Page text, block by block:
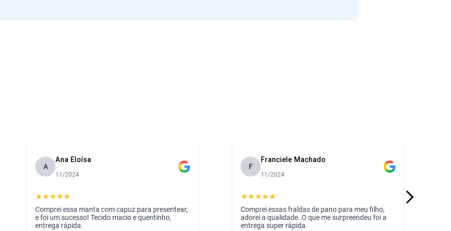
A
Ana Eloísa
11/2024
★★★★★
Comprei essa manta com capuz para presentear,
e foi um sucesso! Tecido macio e quentinho,
entrega rápida.
F
Franciele Machado
11/2024
★★★★★
Comprei essas fraldas de pano para meu filho,
adorei a qualidade. O que me surpreendeu foi a
entrega super rápida.